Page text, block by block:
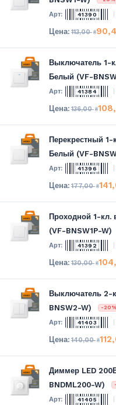
41390
113,00₴
Выключатель 1-
Белый (VF-
41384
136,00₴
Перекрестный 1-
Белый (VF-
41396
177,00₴
Проходной 1-кл.
(VF-BNSW1P-W)
41392
130,00₴
Выключатель 2-
BNSW2-W)
-20%
41403
140,00₴
Диммер LED
BNDML200-W)
41405